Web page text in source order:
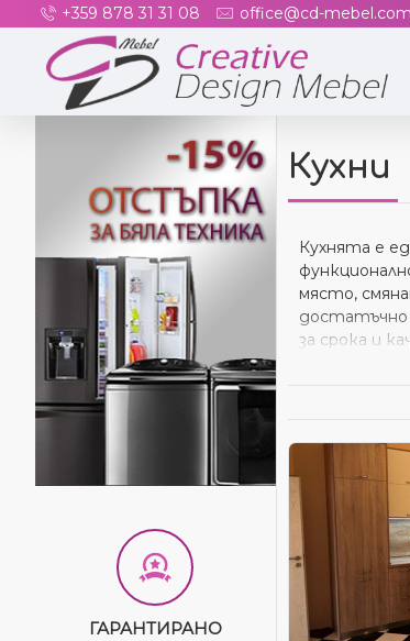
+359 878 31 31 08 office@cd-mebel.com
ГАРАНТИРАНО
Кухни
Кухнята е
място,
достатъчно
за срока и